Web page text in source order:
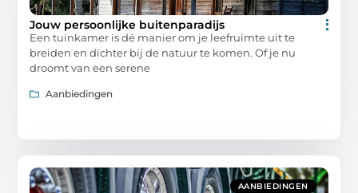
Jouw persoonlijke buitenparadijs
Een tuinkamer is dé manier om je leefruimte uit te
breiden en dichter bij de natuur te komen. Of je nu
droomt van een serene
Aanbiedingen
AANBIEDINGEN